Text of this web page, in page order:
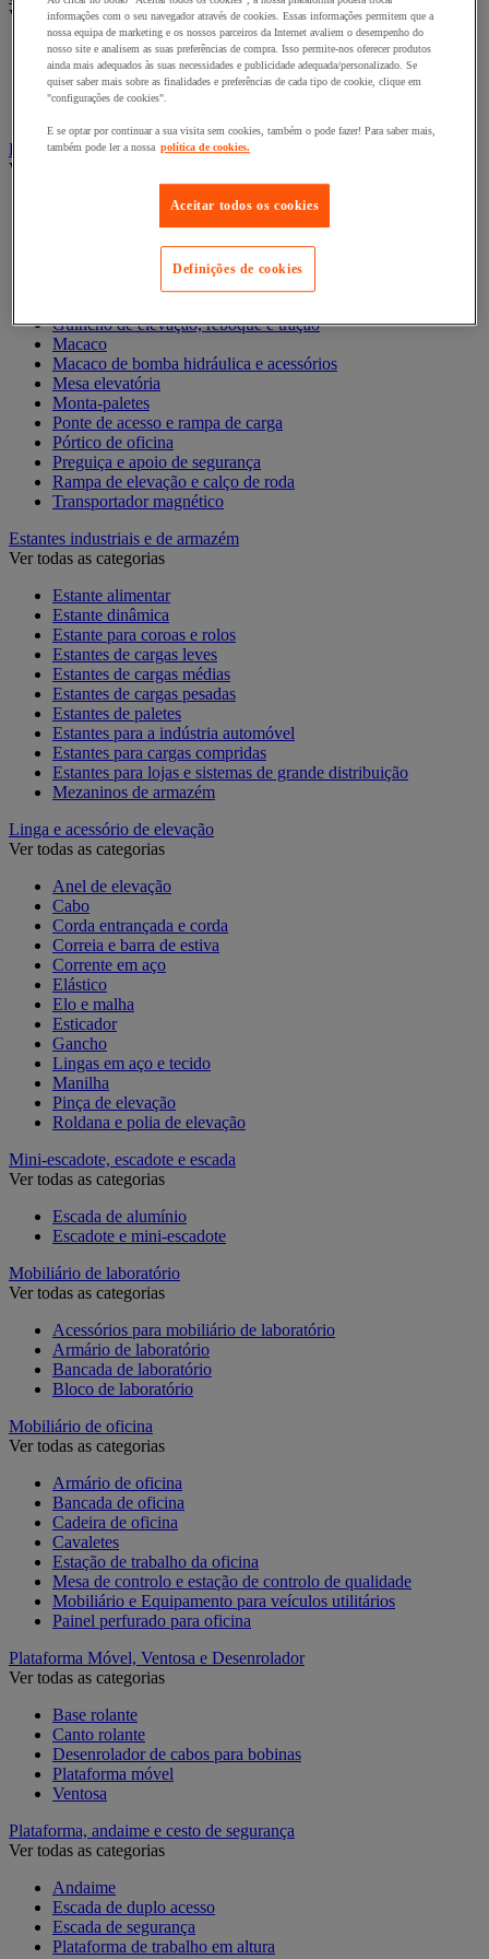
Ver todas as categorias
Acessórios para contentor móvel
Contentor móvel de segurança
Contentor móvel encaixável
Empilhador, Mesa Elevatória e Sistemas de Elevação
Ver todas as categorias
Elevador de elevação
Elevador de materiais
Guincho de elevação, reboque e tração
Macaco
Macaco de bomba hidráulica e acessórios
Mesa elevatória
Monta-paletes
Ponte de acesso e rampa de carga
Pórtico de oficina
Preguiça e apoio de segurança
Rampa de elevação e calço de roda
Transportador magnético
Estantes industriais e de armazém
Ver todas as categorias
Estante alimentar
Estante dinâmica
Estante para coroas e rolos
Estantes de cargas leves
Estantes de cargas médias
Estantes de cargas pesadas
Estantes de paletes
Estantes para a indústria automóvel
Estantes para cargas compridas
Estantes para lojas e sistemas de grande distribuição
Mezaninos de armazém
Linga e acessório de elevação
Ver todas as categorias
Anel de elevação
Cabo
Corda entrançada e corda
Correia e barra de estiva
Corrente em aço
Elástico
Elo e malha
Esticador
Gancho
Lingas em aço e tecido
Manilha
Pinça de elevação
Roldana e polia de elevação
Mini-escadote, escadote e escada
Ver todas as categorias
Escada de alumínio
Escadote e mini-escadote
Mobiliário de laboratório
Ver todas as categorias
Acessórios para mobiliário de laboratório
Armário de laboratório
Bancada de laboratório
Bloco de laboratório
Mobiliário de oficina
Ver todas as categorias
Armário de oficina
Bancada de oficina
Cadeira de oficina
Cavaletes
Estação de trabalho da oficina
Mesa de controlo e estação de controlo de qualidade
Mobiliário e Equipamento para veículos utilitários
Painel perfurado para oficina
Plataforma Móvel, Ventosa e Desenrolador
Ver todas as categorias
Base rolante
Canto rolante
Desenrolador de cabos para bobinas
Plataforma móvel
Ventosa
Plataforma, andaime e cesto de segurança
Ver todas as categorias
Andaime
Escada de duplo acesso
Escada de segurança
Plataforma de trabalho em altura
informações com o seu navegador através de cookies. Essas informações permitem que a
nossa equipa de marketing e os nossos parceiros da Internet avaliem o desempenho do
nosso site e analisem as suas preferências de compra. Isso permite-nos oferecer produtos
ainda mais adequados às suas necessidades e publicidade adequada/personalizado. Se
quiser saber mais sobre as finalidades e preferências de cada tipo de cookie, clique em
"configurações de cookies".
E se optar por continuar a sua visita sem cookies, também o pode fazer! Para saber mais,
também pode ler a nossa política de cookies.
Aceitar todos os cookies
Definições de cookies